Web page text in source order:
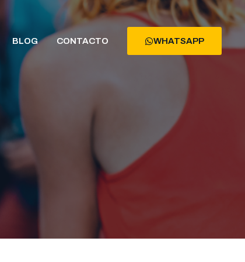
BLOG CONTACTO WHATSAPP